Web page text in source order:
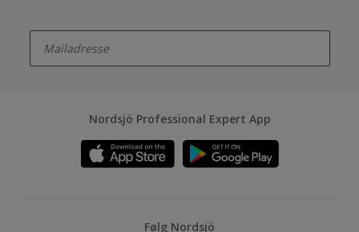
Nordsjö Professional Expert App
Følg Nordsjö